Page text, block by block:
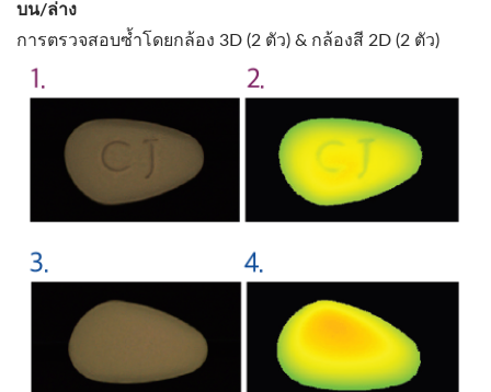
บน/ล่าง
การตรวจสอบซ้ำโดยกล้อง 3D (2 ตัว) & กล้องสี 2D (2 ตัว)